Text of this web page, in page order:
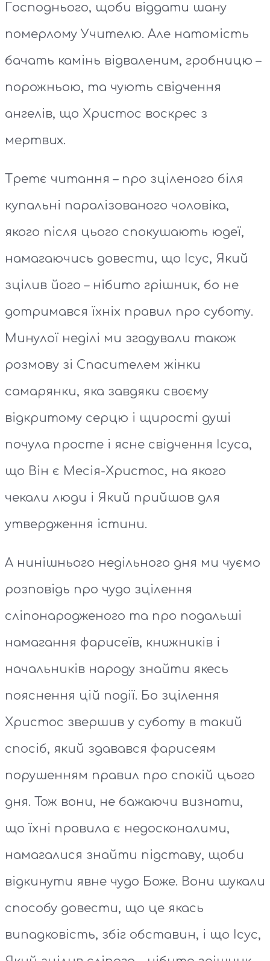
Господнього, щоби віддати шану
померлому Учителю. Але натомість
бачать камінь відваленим, гробницю –
порожньою, та чують свідчення
ангелів, що Христос воскрес з
мертвих.
Третє читання – про зціленого біля
купальні паралізованого чоловіка,
якого після цього спокушають юдеї,
намагаючись довести, що Ісус, Який
зцілив його – нібито грішник, бо не
дотримався їхніх правил про суботу.
Минулої неділі ми згадували також
розмову зі Спасителем жінки
самарянки, яка завдяки своєму
відкритому серцю і щирості душі
почула просте і ясне свідчення Ісуса,
що Він є Месія-Христос, на якого
чекали люди і Який прийшов для
утвердження істини.
А нинішнього недільного дня ми чуємо
розповідь про чудо зцілення
сліпонародженого та про подальші
намагання фарисеїв, книжників і
начальників народу знайти якесь
пояснення цій події. Бо зцілення
Христос звершив у суботу в такий
спосіб, який здавався фарисеям
порушенням правил про спокій цього
дня. Тож вони, не бажаючи визнати,
що їхні правила є недосконалими,
намагалися знайти підставу, щоби
відкинути явне чудо Боже. Вони шукали
способу довести, що це якась
випадковість, збіг обставин, і що Ісус,